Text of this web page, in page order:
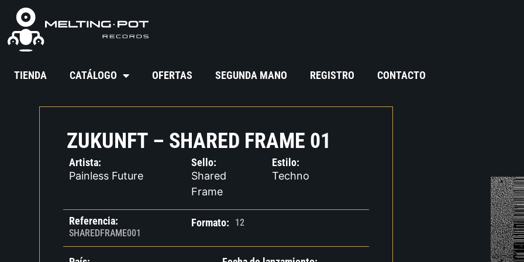
TIENDA CATÁLOGO OFERTAS SEGUNDA MANO REGISTRO CONTACTO
ZUKUNFT – SHARED FRAME 01
Artista:
Painless Future
Sello:
Shared
Frame
Estilo:
Techno
Referencia:
SHAREDFRAME001
Formato: 12